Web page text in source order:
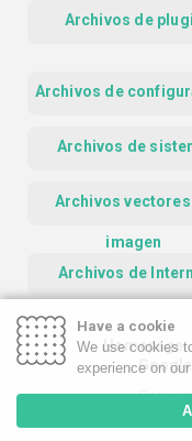
Archivos de
Archivos de
Archivos de
Archivos
imagen
Archivos de
Homepage
Have a cookie
We use cookies
experience on